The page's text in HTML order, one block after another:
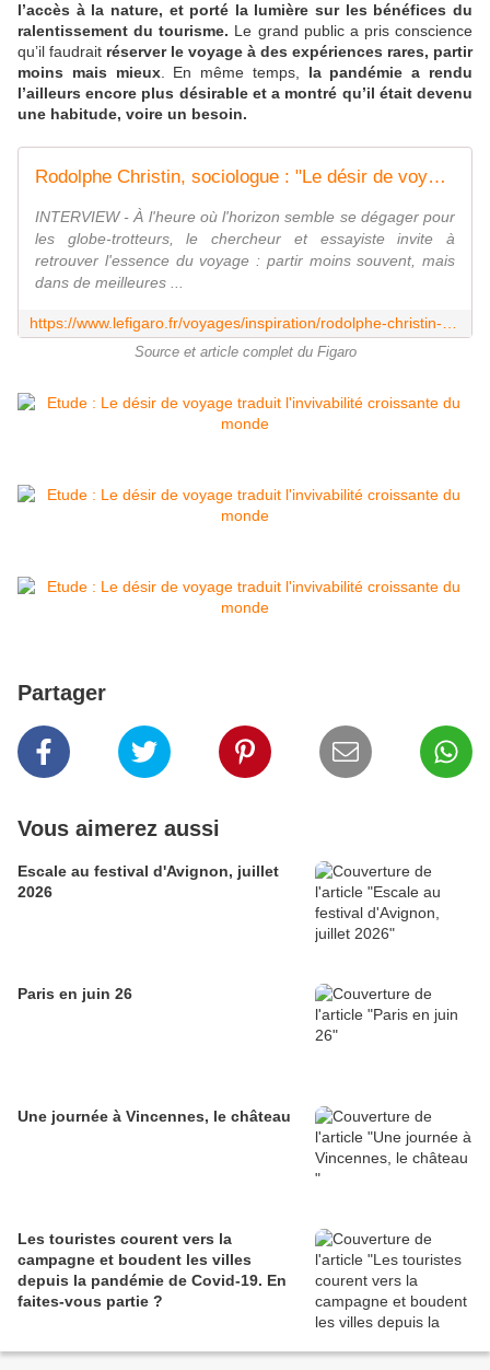
l’accès à la nature, et porté la lumière sur les bénéfices du
ralentissement du tourisme. Le grand public a pris conscience
qu’il faudrait réserver le voyage à des expériences rares, partir
moins mais mieux. En même temps, la pandémie a rendu
l’ailleurs encore plus désirable et a montré qu’il était devenu
une habitude, voire un besoin.
Rodolphe Christin, sociologue : "Le désir de voyage traduit l'invivabilité croissante du monde"
INTERVIEW - À l'heure où l'horizon semble se dégager pour
les globe-trotteurs, le chercheur et essayiste invite à
retrouver l'essence du voyage : partir moins souvent, mais
dans de meilleures ...
Source et article complet du Figaro
Partager
Vous aimerez aussi
Escale au festival d'Avignon, juillet
2026
Paris en juin 26
Une journée à Vincennes, le château
Les touristes courent vers la
campagne et boudent les villes
depuis la pandémie de Covid‑19. En
faites‑vous partie ?